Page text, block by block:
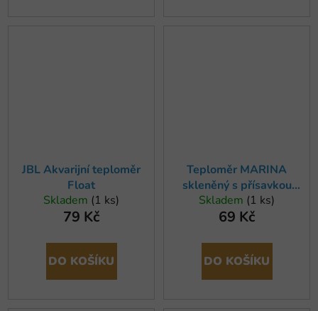
JBL Akvarijní teploměr
Float
Skladem (1 ks)
79 Kč
DO KOŠÍKU
Teploměr MARINA
skleněný s přísavkou
(1ks)
Skladem (1 ks)
69 Kč
DO KOŠÍKU